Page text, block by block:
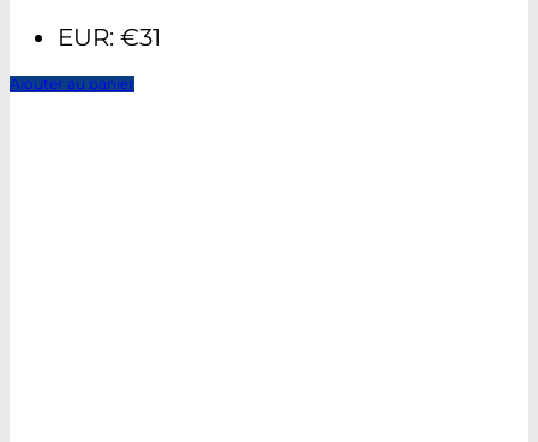
EUR: €31
Ajouter au panier